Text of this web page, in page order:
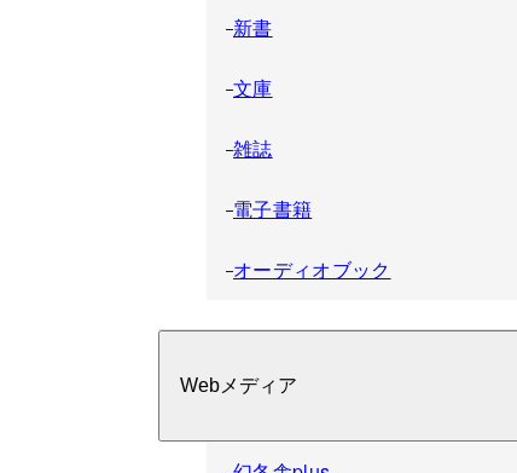
新書
文庫
雑誌
電子書籍
オーディオブック
Webメディア